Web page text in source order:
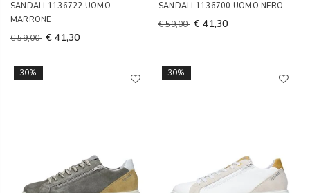
SANDALI 1136722 UOMO
MARRONE
€ 59,00 € 41,30
SANDALI 1136700 UOMO NERO
€ 59,00 € 41,30
30% 30%